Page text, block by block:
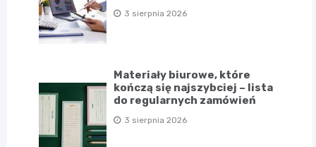
3 sierpnia 2026
Materiały biurowe, które
kończą się najszybciej – lista
do regularnych zamówień
3 sierpnia 2026